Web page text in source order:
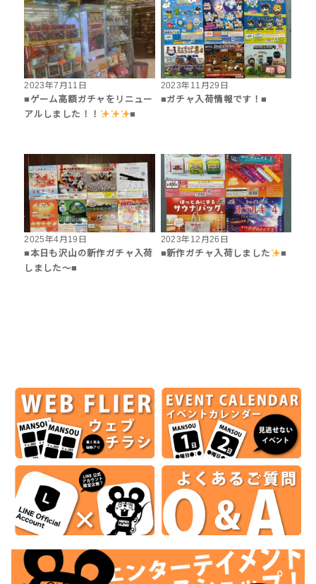
2023年7月11日
■ゲーム高額ガチャをリニュー
アルしました！！
■
2023年11月29日
■ガチャ入荷情報です！■
2025年4月19日
■本日も沢山の新作ガチャ入荷
しました〜■
2023年12月26日
■新作ガチャ入荷しました
■